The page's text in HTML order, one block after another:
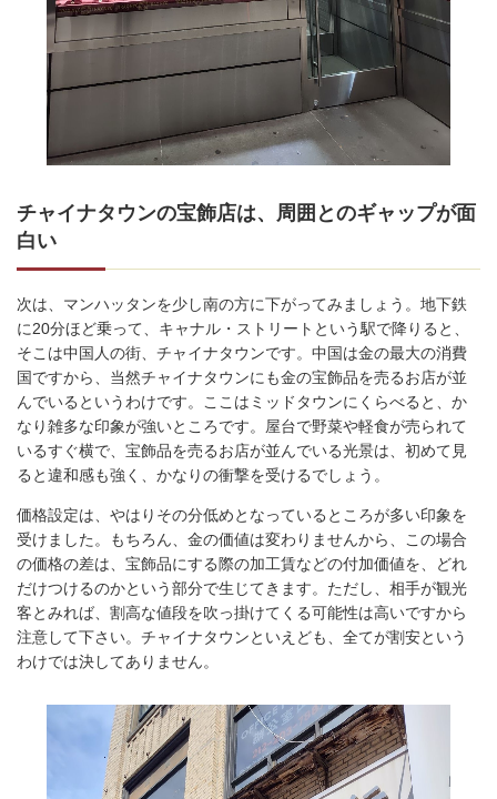
チャイナタウンの宝飾店は、周囲とのギャップが面
白い
次は、マンハッタンを少し南の方に下がってみましょう。地下鉄
に20分ほど乗って、キャナル・ストリートという駅で降りると、
そこは中国人の街、チャイナタウンです。中国は金の最大の消費
国ですから、当然チャイナタウンにも金の宝飾品を売るお店が並
んでいるというわけです。ここはミッドタウンにくらべると、か
なり雑多な印象が強いところです。屋台で野菜や軽食が売られて
いるすぐ横で、宝飾品を売るお店が並んでいる光景は、初めて見
ると違和感も強く、かなりの衝撃を受けるでしょう。
価格設定は、やはりその分低めとなっているところが多い印象を
受けました。もちろん、金の価値は変わりませんから、この場合
の価格の差は、宝飾品にする際の加工賃などの付加価値を、どれ
だけつけるのかという部分で生じてきます。ただし、相手が観光
客とみれば、割高な値段を吹っ掛けてくる可能性は高いですから
注意して下さい。チャイナタウンといえども、全てが割安という
わけでは決してありません。